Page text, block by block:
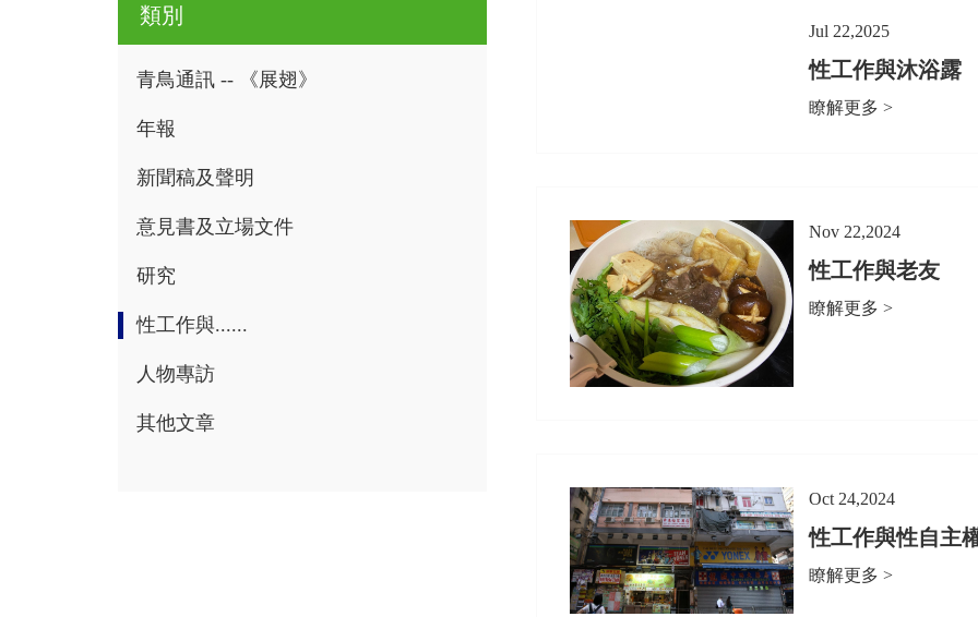
類別
青鳥通訊 -- 《展翅》
年報
新聞稿及聲明
意見書及立場文件
研究
性工作與......
人物專訪
其他文章
Jul 22,2025
性工作與沐浴露
瞭解更多 >
Nov 22,2024
性工作與老友
瞭解更多 >
Oct 24,2024
性工作與性自主
瞭解更多 >